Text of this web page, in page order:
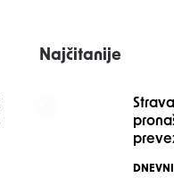
Najčitanije
POSTED